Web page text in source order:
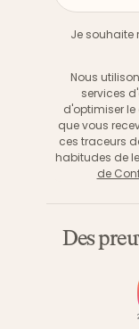
Je souhaite
Nous
services
d'optimiser
que vous
ces traceurs
habitudes de
de
Des